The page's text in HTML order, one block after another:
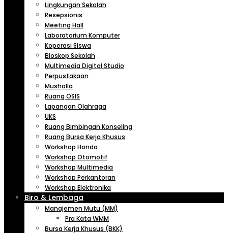
Lingkungan Sekolah
Resepsionis
Meeting Hall
Laboratorium Komputer
Koperasi Siswa
Bioskop Sekolah
Multimedia Digital Studio
Perpustakaan
Musholla
Ruang OSIS
Lapangan Olahraga
UKS
Ruang Bimbingan Konseling
Ruang Bursa Kerja Khusus
Workshop Honda
Workshop Otomotif
Workshop Multimedia
Workshop Perkantoran
Workshop Elektronika
Biro & Lembaga
Manajemen Mutu (MM)
Pra Kata WMM
Bursa Kerja Khusus (BKK)